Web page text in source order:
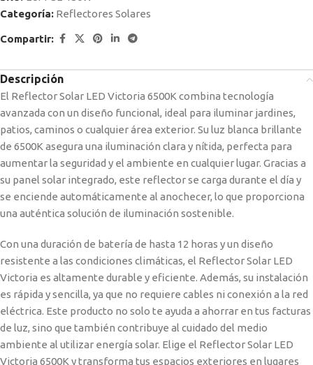
Categoría: Reflectores Solares
Compartir:
Descripción
El Reflector Solar LED Victoria 6500K combina tecnología
avanzada con un diseño funcional, ideal para iluminar jardines,
patios, caminos o cualquier área exterior. Su luz blanca brillante
de 6500K asegura una iluminación clara y nítida, perfecta para
aumentar la seguridad y el ambiente en cualquier lugar. Gracias a
su panel solar integrado, este reflector se carga durante el día y
se enciende automáticamente al anochecer, lo que proporciona
una auténtica solución de iluminación sostenible.
Con una duración de batería de hasta 12 horas y un diseño
resistente a las condiciones climáticas, el Reflector Solar LED
Victoria es altamente durable y eficiente. Además, su instalación
es rápida y sencilla, ya que no requiere cables ni conexión a la red
eléctrica. Este producto no solo te ayuda a ahorrar en tus facturas
de luz, sino que también contribuye al cuidado del medio
ambiente al utilizar energía solar. Elige el Reflector Solar LED
Victoria 6500K y transforma tus espacios exteriores en lugares